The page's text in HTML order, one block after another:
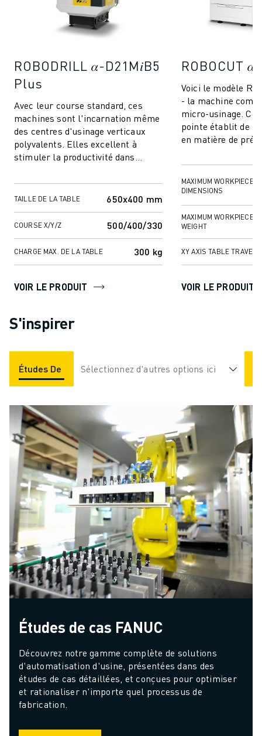
ROBODRILL 𝛼-D21M𝑖B5
Plus
Avec leur course standard, ces
machines sont l'incarnation même
des centres d'usinage verticaux
polyvalents. Elles excellent à
stimuler la productivité dans
perçag...
TAILLE DE LA TABLE 650x400 mm
COURSE X/Y/Z 500/400/330
CHARGE MAX. DE LA TABLE 300 kg
VOIR LE PRODUIT
ROBOCUT
Voici le modèle
- la machine
micro-usinage.
pointe établit de
en matière de
...
MAXIMUM WORKPIECE
DIMENSIONS
MAXIMUM WORKPIECE
WEIGHT
XY AXIS TABLE TRAVEL
VOIR LE PRODUIT
S'inspirer
Études De Cas Applications Industries
Sélectionnez d'autres options ici
Études de cas FANUC
Découvrez notre gamme complète de solutions
d'automatisation d'usine, présentées dans des
études de cas détaillées, et conçues pour optimiser
et rationaliser n'importe quel processus de
fabrication.